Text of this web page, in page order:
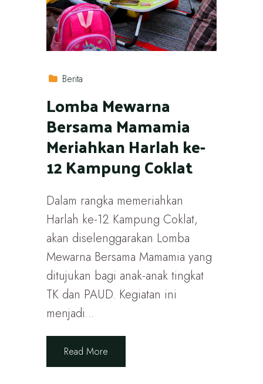
Berita
Lomba Mewarna
Bersama Mamamia
Meriahkan Harlah ke-
12 Kampung Coklat
Dalam rangka memeriahkan
Harlah ke-12 Kampung Coklat,
akan diselenggarakan Lomba
Mewarna Bersama Mamamia yang
ditujukan bagi anak-anak tingkat
TK dan PAUD. Kegiatan ini
menjadi...
Read More